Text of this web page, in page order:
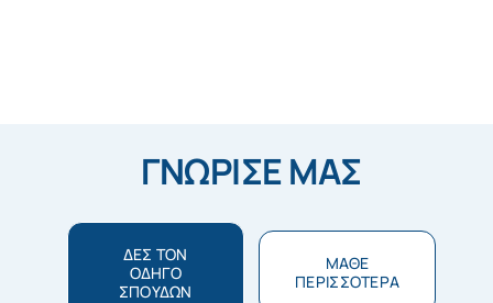
ΓΝΩΡΙΣΕ ΜΑΣ
ΔΕΣ ΤΟΝ
ΟΔΗΓΟ
ΣΠΟΥΔΩΝ
ΜΑΘΕ
ΠΕΡΙΣΣΟΤΕΡΑ